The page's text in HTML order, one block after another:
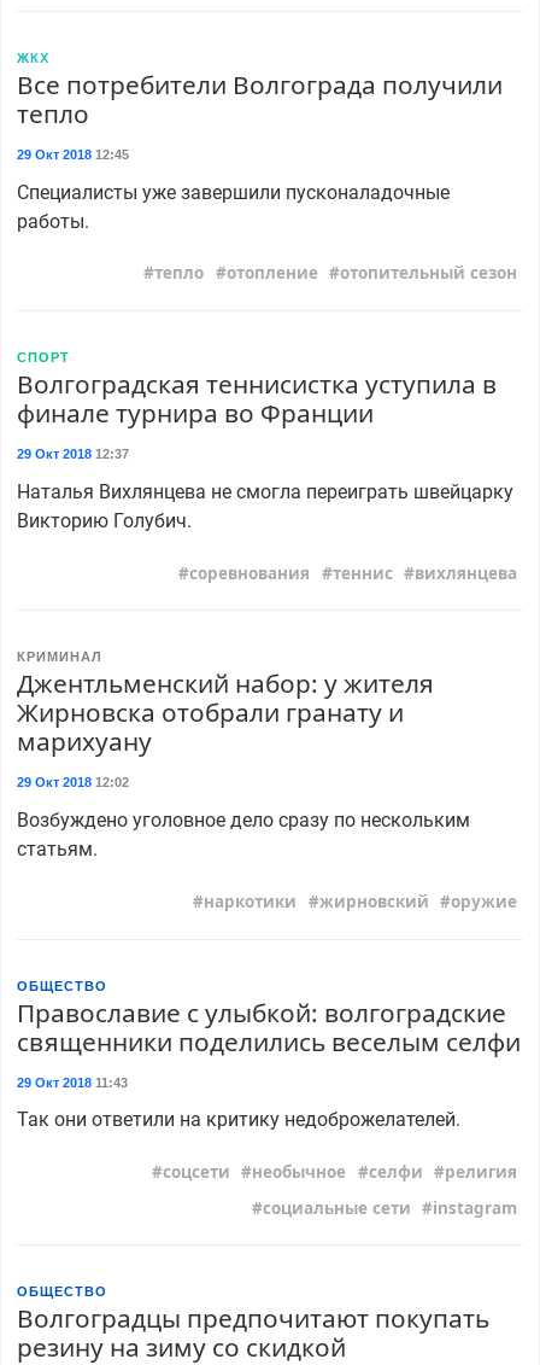
ЖКХ
Все потребители Волгограда получили
тепло
29 Окт 201812:45
Специалисты уже завершили пусконаладочные
работы.
тепло отопление отопительный сезон
СПОРТ
Волгоградская теннисистка уступила в
финале турнира во Франции
29 Окт 201812:37
Наталья Вихлянцева не смогла переиграть швейцарку
Викторию Голубич.
соревнования теннис вихлянцева
КРИМИНАЛ
Джентльменский набор: у жителя
Жирновска отобрали гранату и
марихуану
29 Окт 201812:02
Возбуждено уголовное дело сразу по нескольким
статьям.
наркотики жирновский оружие
ОБЩЕСТВО
Православие с улыбкой: волгоградские
священники поделились веселым селфи
29 Окт 201811:43
Так они ответили на критику недоброжелателей.
соцсети необычное селфи
религия
социальные сети
instagram
ОБЩЕСТВО
Волгоградцы предпочитают покупать
резину на зиму со скидкой